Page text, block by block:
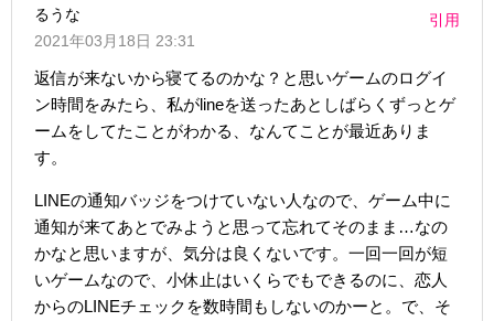
るうな
2021年03月18日 23:31
引用
返信が来ないから寝てるのかな？と思いゲームのログイ
ン時間をみたら、私がlineを送ったあとしばらくずっとゲ
ームをしてたことがわかる、なんてことが最近ありま
す。
LINEの通知バッジをつけていない人なので、ゲーム中に
通知が来てあとでみようと思って忘れてそのまま…なの
かなと思いますが、気分は良くないです。一回一回が短
いゲームなので、小休止はいくらでもできるのに、恋人
からのLINEチェックを数時間もしないのかーと。で、そ